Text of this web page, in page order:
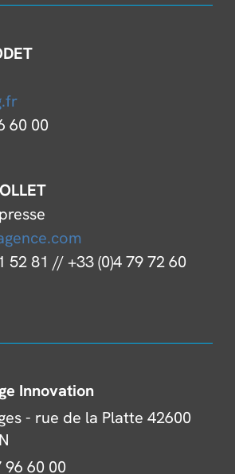
60 00
52 81 // +33 (0)4 79 72 60
Innovation
- rue de la Platte 42600
96 60 00